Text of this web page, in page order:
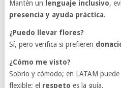
Mantén un lenguaje inclusivo,
presencia y ayuda práctica.
¿Puedo llevar flores?
Sí, pero verifica si prefieren
¿Cómo me visto?
Sobrio y cómodo; en LATAM
flexible; el respeto es la guía.